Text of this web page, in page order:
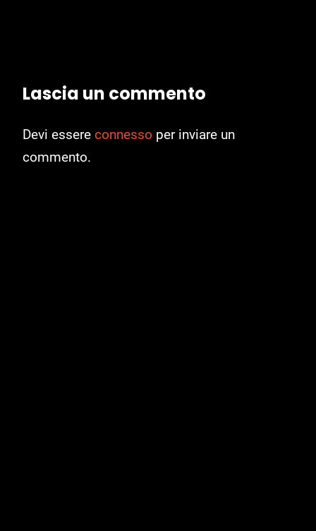
Lascia un commento
Devi essere connesso per inviare un
commento.